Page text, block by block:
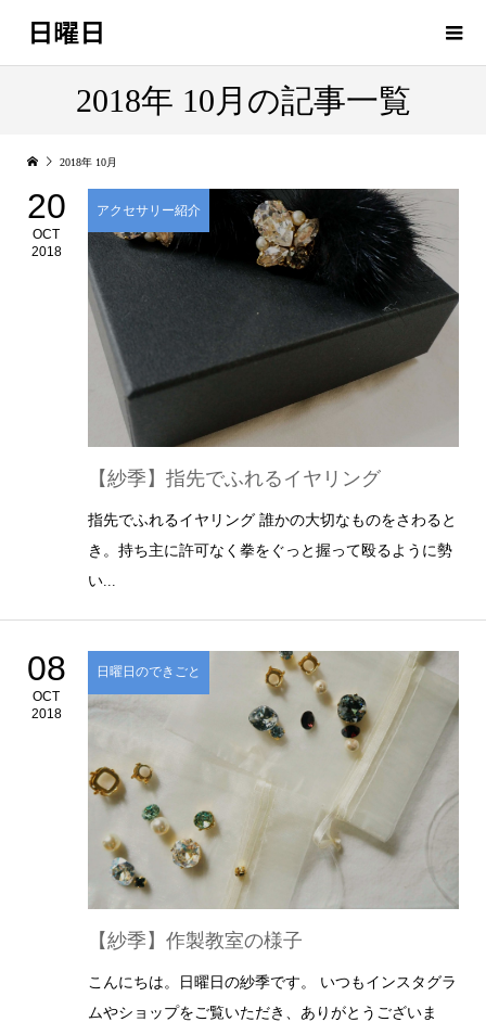
日曜日
2018年 10月の記事一覧
2018年 10月
20
OCT
2018
アクセサリー紹介
【紗季】指先でふれるイヤリング
指先でふれるイヤリング 誰かの大切なものをさわると
き。持ち主に許可なく拳をぐっと握って殴るように勢
い...
08
OCT
2018
日曜日のできごと
【紗季】作製教室の様子
こんにちは。日曜日の紗季です。 いつもインスタグラ
ムやショップをご覧いただき、ありがとうございま